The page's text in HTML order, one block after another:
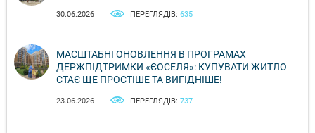
30.06.2026 ПЕРЕГЛЯДІВ: 635
МАСШТАБНІ ОНОВЛЕННЯ В ПРОГРАМАХ
ДЕРЖПІДТРИМКИ «ЄОСЕЛЯ»: КУПУВАТИ ЖИТЛО
СТАЄ ЩЕ ПРОСТІШЕ ТА ВИГІДНІШЕ!
23.06.2026 ПЕРЕГЛЯДІВ: 737